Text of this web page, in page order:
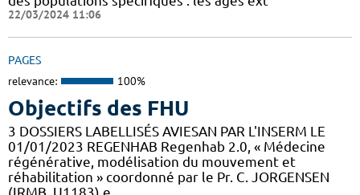
22/03/2024 11:06
PAGES
relevance: 100%
Objectifs des FHU
3 DOSSIERS LABELLISÉS AVIESAN PAR L'INSERM LE
01/01/2023 REGENHAB Regenhab 2.0, « Médecine
régénérative, modélisation du mouvement et
réhabilitation » coordonné par le Pr. C. JORGENSEN